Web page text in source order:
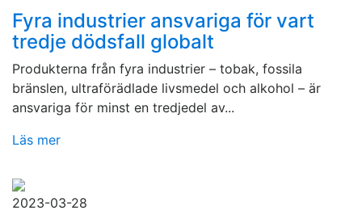
Fyra industrier ansvariga för vart
tredje dödsfall globalt
Produkterna från fyra industrier – tobak, fossila
bränslen, ultraförädlade livsmedel och alkohol – är
ansvariga för minst en tredjedel av...
Läs mer
2023-03-28